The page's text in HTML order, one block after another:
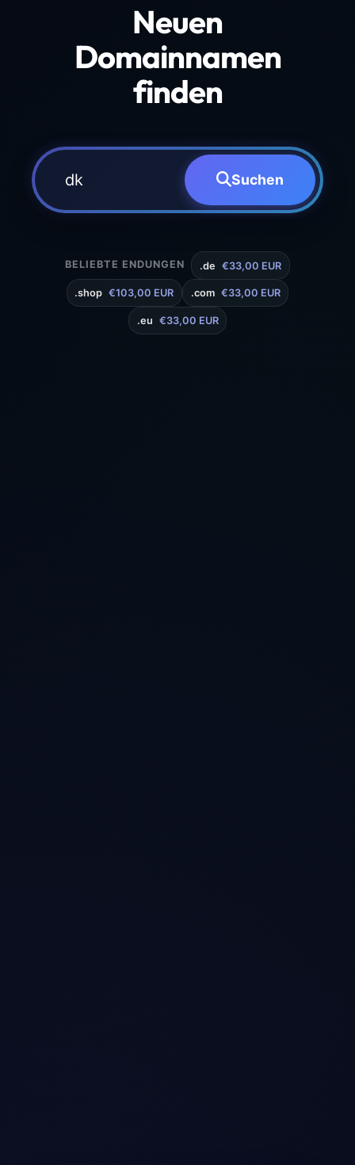
Neuen
Domainnamen
finden
Suchen
BELIEBTE ENDUNGEN .de €33,00 EUR
.shop €103,00 EUR .com €33,00 EUR
.eu €33,00 EUR